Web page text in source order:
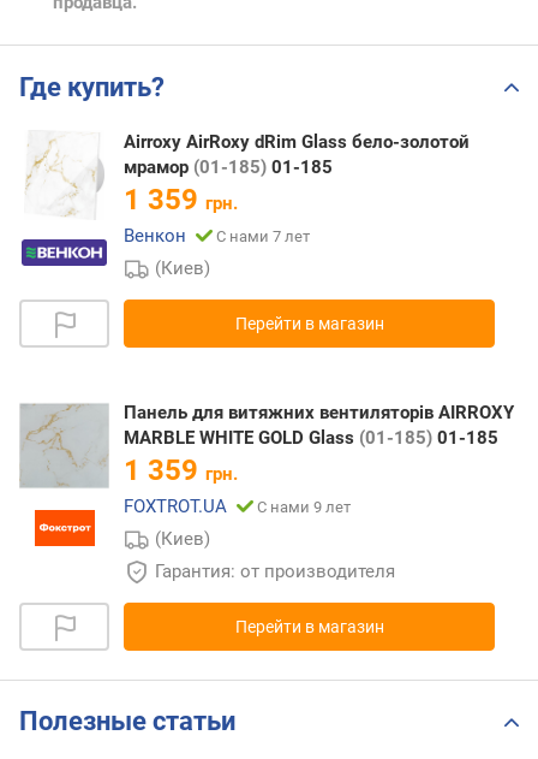
Где купить?
Airroxy AirRoxy dRim Glass бело-золотой
мрамор (01-185) 01-185
1 359 грн.
Венкон
С нами 7 лет
(Киев)
Перейти в магазин
Панель для витяжних вентиляторів AIRROXY
MARBLE WHITE GOLD Glass (01-185) 01-185
1 359 грн.
FOXTROT.UA
С нами 9 лет
(Киев)
Гарантия: от производителя
Перейти в магазин
Полезные статьи